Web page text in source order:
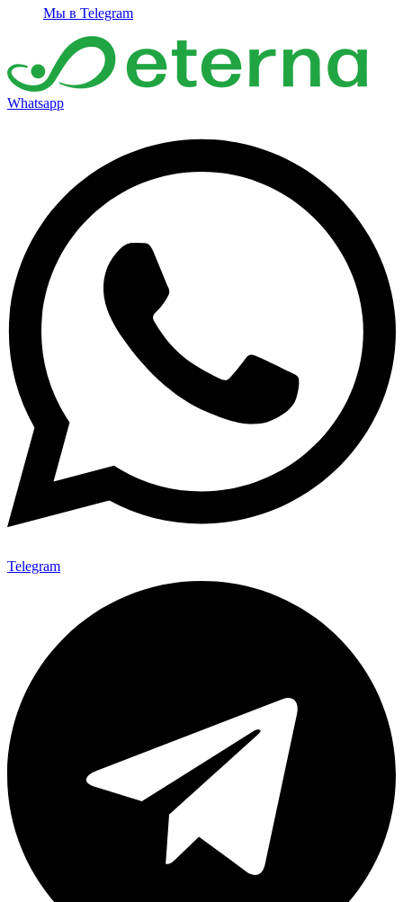
Мы в Telegram
Whatsapp
Telegram